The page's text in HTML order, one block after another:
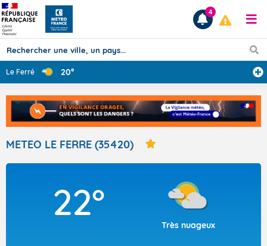
Prévisions
TOUS LES RÉSULTATS
Articles
4
Le Ferré 20°
METEO LE FERRE (35420)
22°
Très nuageux